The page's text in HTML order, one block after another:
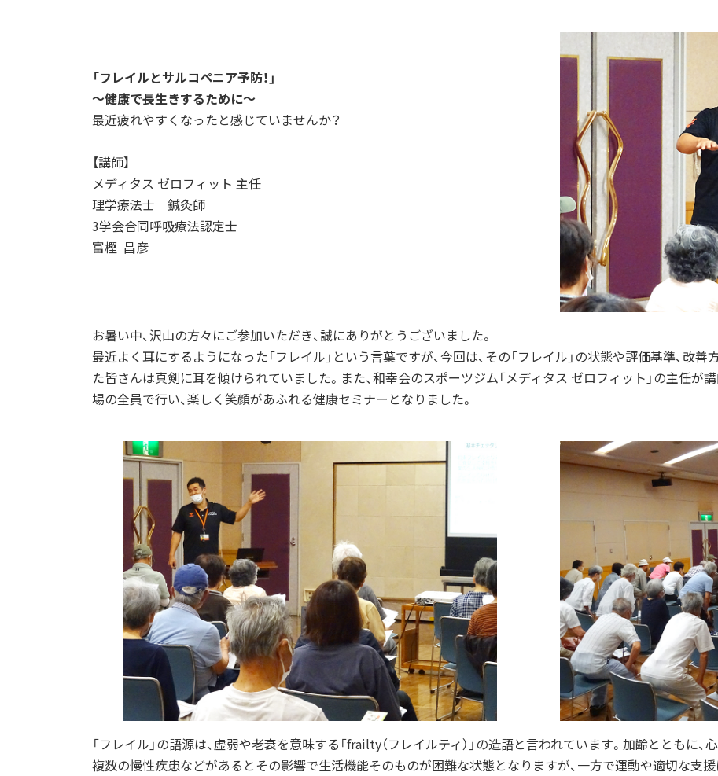
「フレイルとサルコペニア予防！」
～健康で長生きするために～
最近疲れやすくなったと感じていませんか？
【講師】
メディタス ゼロフィット 主任
理学療法士 鍼灸師
3学会合同呼吸療法認定士
富樫 昌彦
お暑い中、沢山の方々にご参加いただき、誠にありがとうございました。
最近よく耳にするようになった「フレイル」という言葉ですが、今回は、その「フレイル」の状態や評価基準、改
た皆さんは真剣に耳を傾けられていました。また、和幸会のスポーツジム「メディタス ゼロフィット」の主任が
場の全員で行い、楽しく笑顔があふれる健康セミナーとなりました。
「フレイル」の語源は、虚弱や老衰を意味する「frailty（フレイルティ）」の造語と言われています。加齢とともに、
複数の慢性疾患などがあるとその影響で生活機能そのものが困難な状態となりますが、一方で運動や適切な支